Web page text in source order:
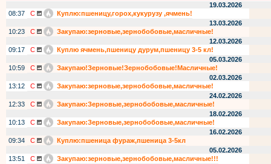
19.03.2026
08:37
С
Куплю:пшеницу,горох,кукурузу ,ячмень!
13.03.2026
10:23
С
Закупаю:зерновые,зернобобовые,масличные!
12.03.2026
09:17
С
Куплю ячмень,пшеницу дурум,пшеницу 3-5 кл!
05.03.2026
10:59
С
Закупаю!Зерновые!Зернобобовые!Масличные!
02.03.2026
13:12
С
Закупаю:зерновые,зернобобовые,масличные!
24.02.2026
12:33
С
Закупаю:Зерновые,зернобобовые,масличные!
18.02.2026
10:13
С
Закупаю:Зерновые,зернобобовые,масличные!
16.02.2026
09:34
С
Куплю:пшеница фураж,пшеница 3-5кл
05.02.2026
13:51
С
Закупаю:зерновые,зернобобовые,масличные!!!